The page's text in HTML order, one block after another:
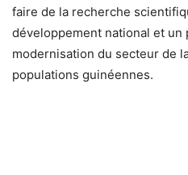
faire de la recherche
développement national et
modernisation du secteur de
populations guinéennes.